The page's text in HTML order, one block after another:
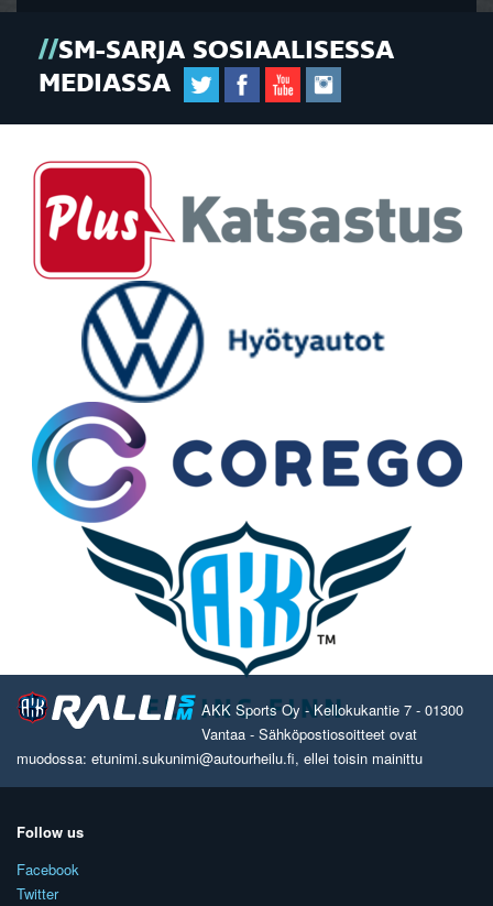
SM-SARJA SOSIAALISESSA
MEDIASSA
AKK Sports Oy - Kellokukantie 7 - 01300
Vantaa - Sähköpostiosoitteet ovat
muodossa: etunimi.sukunimi@autourheilu.fi, ellei toisin mainittu
Follow us
Facebook
Twitter